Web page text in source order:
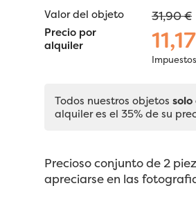
Valor del objeto 31,90 €
Precio por
alquiler
Todos nuestros objetos
alquiler es el 35% de su
Precioso conjunto de 2
apreciarse en las